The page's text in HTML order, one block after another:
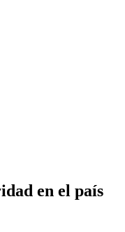
en el país